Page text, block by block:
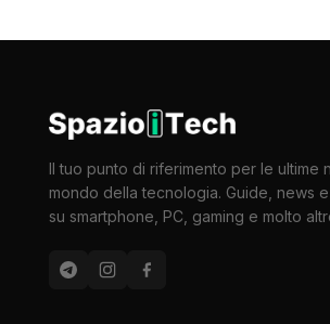
Il tuo punto di riferimento per le ultime
mondo della tecnologia. Guide, news
su smartphone, PC, gaming e molto